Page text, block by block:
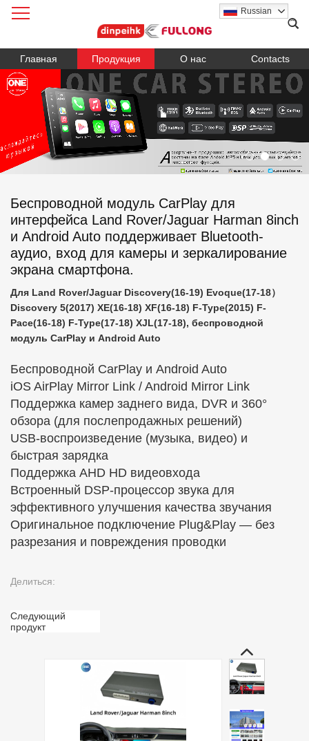
Russian
Главная Продукция О нас Contacts
Беспроводной модуль CarPlay для
интерфейса Land Rover/Jaguar Harman 8inch
и Android Auto поддерживает Bluetooth-
аудио, вход для камеры и зеркалирование
экрана смартфона.
Для Land Rover/Jaguar Discovery(16-19) Evoque(17-18）
Discovery 5(2017) XE(16-18) XF(16-18) F-Type(2015) F-
Pace(16-18) F-Type(17-18) XJL(17-18), беспроводной
модуль CarPlay и Android Auto
Беспроводной CarPlay и Android Auto
iOS AirPlay Mirror Link / Android Mirror Link
Поддержка камер заднего вида, DVR и 360°
обзора (для послепродажных решений)
USB-воспроизведение (музыка, видео) и
быстрая зарядка
Поддержка AHD HD видеовхода
Встроенный DSP-процессор звука для
эффективного улучшения качества звучания
Оригинальное подключение Plug&Play — без
разрезания и повреждения проводки
Делиться:
Следующий
продукт